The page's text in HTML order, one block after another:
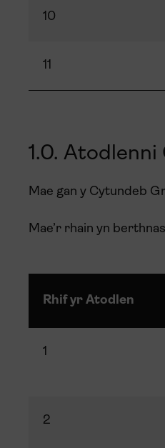
10
11
1.0.
Mae gan y Cytundeb
Mae’r rhain yn
Rhif yr Atodlen
1
2